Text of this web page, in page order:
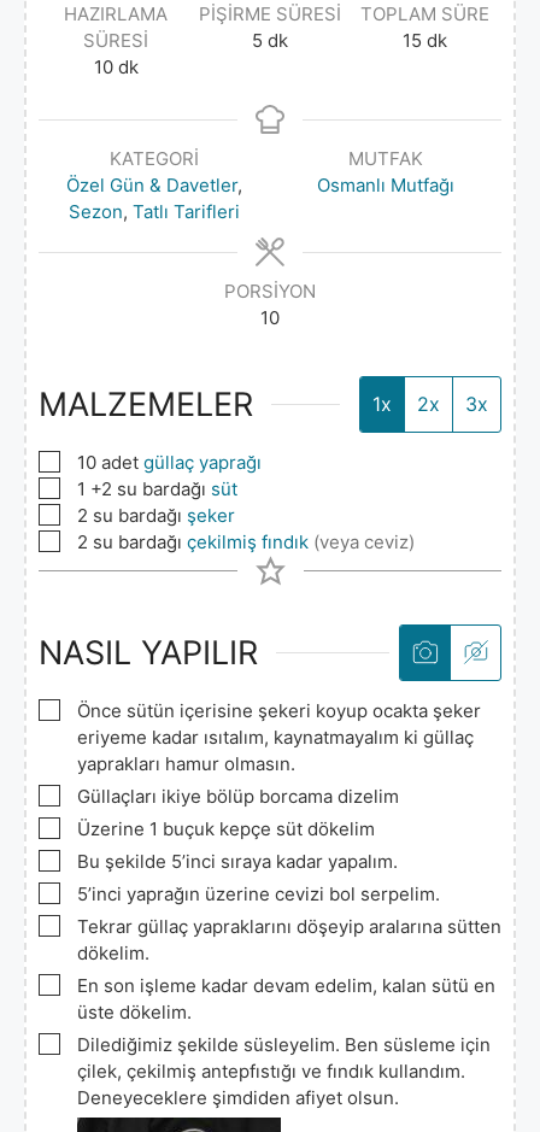
HAZIRLAMA
SÜRESI
10 dk
PIŞIRME SÜRESI
5 dk
TOPLAM SÜRE
15 dk
KATEGORI
Özel Gün & Davetler,
Sezon, Tatlı Tarifleri
MUTFAK
Osmanlı Mutfağı
PORSIYON
10
MALZEMELER 1x 2x 3x
▢10 adet güllaç yaprağı
▢1 +2 su bardağı süt
▢
2 su bardağı şeker
▢
2 su bardağı çekilmiş fındık (veya ceviz)
NASIL YAPILIR
▢
Önce sütün içerisine şekeri koyup ocakta şeker
eriyeme kadar ısıtalım, kaynatmayalım ki güllaç
yaprakları hamur olmasın.
▢
Güllaçları ikiye bölüp borcama dizelim
▢
Üzerine 1 buçuk kepçe süt dökelim
▢
Bu şekilde 5’inci sıraya kadar yapalım.
▢
5’inci yaprağın üzerine cevizi bol serpelim.
▢
Tekrar güllaç yapraklarını döşeyip aralarına sütten
dökelim.
▢
En son işleme kadar devam edelim, kalan sütü en
üste dökelim.
▢
Dilediğimiz şekilde süsleyelim. Ben süsleme için
çilek, çekilmiş antepfıstığı ve fındık kullandım.
Deneyeceklere şimdiden afiyet olsun.